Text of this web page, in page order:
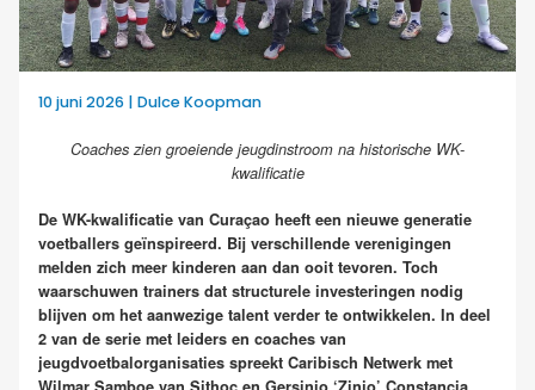
10 juni 2026 | Dulce Koopman
Coaches zien groeiende jeugdinstroom na historische WK-
kwalificatie
De WK-kwalificatie van Curaçao heeft een nieuwe generatie
voetballers geïnspireerd. Bij verschillende verenigingen
melden zich meer kinderen aan dan ooit tevoren. Toch
waarschuwen trainers dat structurele investeringen nodig
blijven om het aanwezige talent verder te ontwikkelen. In deel
2 van de serie met leiders en coaches van
jeugdvoetbalorganisaties spreekt Caribisch Netwerk met